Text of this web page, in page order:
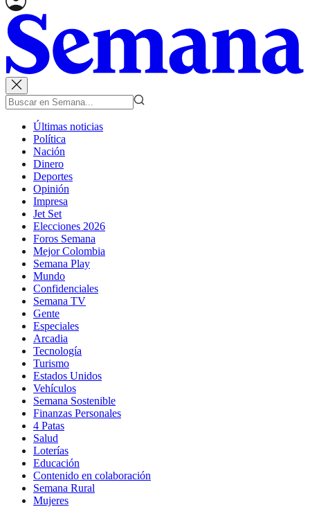
Últimas noticias
Política
Nación
Dinero
Deportes
Opinión
Impresa
Jet Set
Elecciones 2026
Foros Semana
Mejor Colombia
Semana Play
Mundo
Confidenciales
Semana TV
Gente
Especiales
Arcadia
Tecnología
Turismo
Estados Unidos
Vehículos
Semana Sostenible
Finanzas Personales
4 Patas
Salud
Loterías
Educación
Contenido en colaboración
Semana Rural
Mujeres